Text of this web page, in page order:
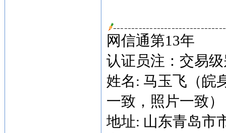
网信通第13年
认证员注：交易
姓名: 马玉飞（皖
一致，照片一致）
地址: 山东青岛市